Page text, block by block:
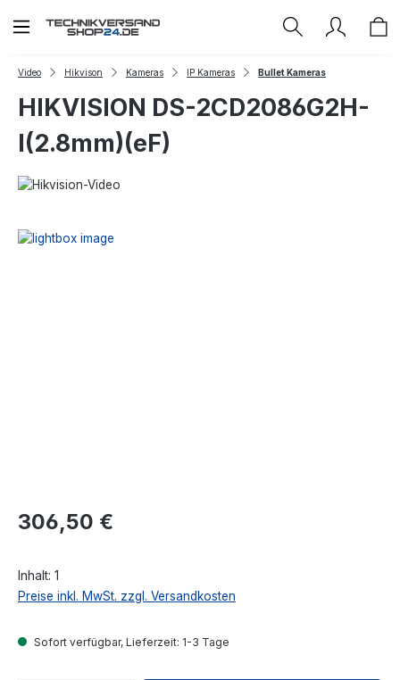
Zum Hauptinhalt springen
Video Hikvison Kameras IP Kameras Bullet Kameras
HIKVISION DS-2CD2086G2H-
I(2.8mm)(eF)
Regulärer Preis:
306,50 €
Inhalt: 1
Preise inkl. MwSt. zzgl. Versandkosten
Sofort verfügbar, Lieferzeit: 1-3 Tage